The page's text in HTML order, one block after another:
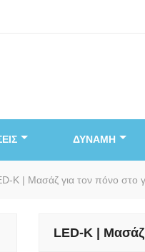
ΔΥΝΑΜΗ
K | Μασάζ για τον πόνο στο
LED-K | Μασάζ